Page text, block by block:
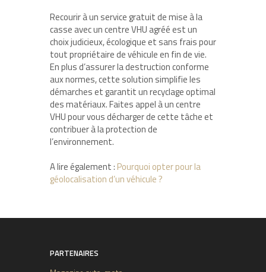
Recourir à un service gratuit de mise à la
casse avec un centre VHU agréé est un
choix judicieux, écologique et sans frais pour
tout propriétaire de véhicule en fin de vie.
En plus d’assurer la destruction conforme
aux normes, cette solution simplifie les
démarches et garantit un recyclage optimal
des matériaux. Faites appel à un centre
VHU pour vous décharger de cette tâche et
contribuer à la protection de
l’environnement.
A lire également : Pourquoi opter pour la
géolocalisation d’un véhicule ?
PARTENAIRES